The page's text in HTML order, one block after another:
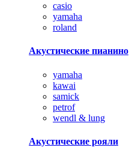
casio
yamaha
roland
Акустические пианино
yamaha
kawai
samick
petrof
wendl & lung
Акустические рояли